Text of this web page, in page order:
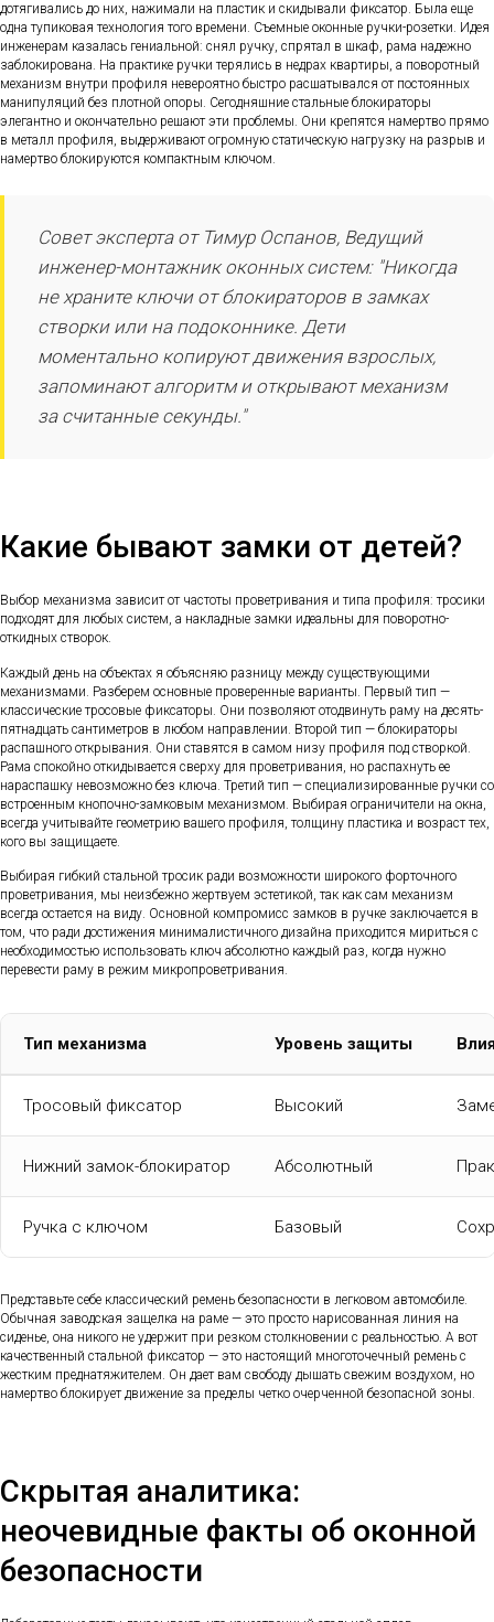
дотягивались до них, нажимали на пластик и скидывали фиксатор. Была еще
одна тупиковая технология того времени. Съемные оконные ручки-розетки. Идея
инженерам казалась гениальной: снял ручку, спрятал в шкаф, рама надежно
заблокирована. На практике ручки терялись в недрах квартиры, а поворотный
механизм внутри профиля невероятно быстро расшатывался от постоянных
манипуляций без плотной опоры. Сегодняшние стальные блокираторы
элегантно и окончательно решают эти проблемы. Они крепятся намертво прямо
в металл профиля, выдерживают огромную статическую нагрузку на разрыв и
намертво блокируются компактным ключом.
Совет эксперта от Тимур Оспанов, Ведущий
инженер-монтажник оконных систем: "Никогда
не храните ключи от блокираторов в замках
створки или на подоконнике. Дети
моментально копируют движения взрослых,
запоминают алгоритм и открывают механизм
за считанные секунды."
Какие бывают замки от детей?
Выбор механизма зависит от частоты проветривания и типа профиля: тросики
подходят для любых систем, а накладные замки идеальны для поворотно-
откидных створок.
Каждый день на объектах я объясняю разницу между существующими
механизмами. Разберем основные проверенные варианты. Первый тип —
классические тросовые фиксаторы. Они позволяют отодвинуть раму на десять-
пятнадцать сантиметров в любом направлении. Второй тип — блокираторы
распашного открывания. Они ставятся в самом низу профиля под створкой.
Рама спокойно откидывается сверху для проветривания, но распахнуть ее
нараспашку невозможно без ключа. Третий тип — специализированные ручки со
встроенным кнопочно-замковым механизмом. Выбирая ограничители на окна,
всегда учитывайте геометрию вашего профиля, толщину пластика и возраст тех,
кого вы защищаете.
Выбирая гибкий стальной тросик ради возможности широкого форточного
проветривания, мы неизбежно жертвуем эстетикой, так как сам механизм
всегда остается на виду. Основной компромисс замков в ручке заключается в
том, что ради достижения минималистичного дизайна приходится мириться с
необходимостью использовать ключ абсолютно каждый раз, когда нужно
перевести раму в режим микропроветривания.
Тип механизма Уровень защиты
Тросовый фиксатор Высокий
Нижний замок-блокиратор Абсолютный
Ручка с ключом Базовый
Представьте себе классический ремень безопасности в легковом автомобиле.
Обычная заводская защелка на раме — это просто нарисованная линия на
сиденье, она никого не удержит при резком столкновении с реальностью. А вот
качественный стальной фиксатор — это настоящий многоточечный ремень с
жестким преднатяжителем. Он дает вам свободу дышать свежим воздухом, но
намертво блокирует движение за пределы четко очерченной безопасной зоны.
Скрытая аналитика:
неочевидные факты об оконной
безопасности